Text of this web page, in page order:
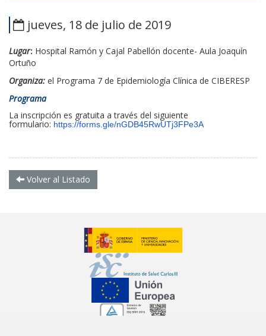
jueves, 18 de julio de 2019
Lugar: Hospital Ramón y Cajal Pabellón docente- Aula Joaquín
Ortuño
Organiza: el Programa 7 de Epidemiología Clínica de CIBERESP
Programa
La inscripción es gratuita a través del siguiente
formulario: https://forms.gle/nGDB45RwUTj3FPe3A
Volver al Listado